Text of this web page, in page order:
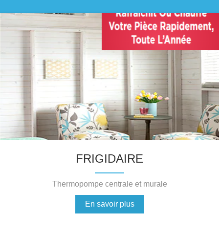
FRIGIDAIRE
Thermopompe centrale et murale
En savoir plus